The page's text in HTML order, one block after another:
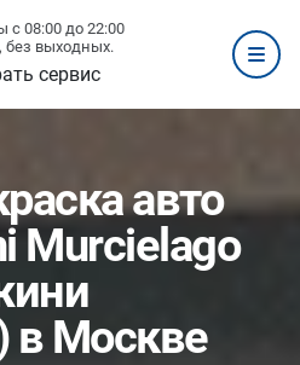
с 08:00 до 22:00
без выходных.
сервис
авто
Murcielago
в Москве